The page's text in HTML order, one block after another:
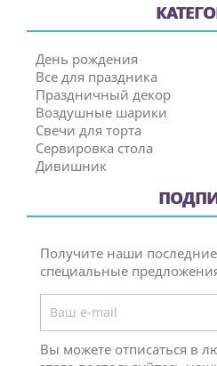
День рождения
Все для праздника
Праздничный декор
Воздушные шарики
Свечи для торта
Сервировка стола
Дивишник
Получите наши
специальные
Вы можете отписаться в